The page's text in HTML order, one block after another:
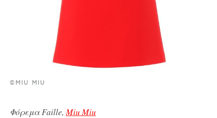
©MIU MIU
Φόρεμα Faille, Miu Miu